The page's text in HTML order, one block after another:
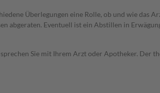
Überlegungen eine Rolle, ob und wie das
abgeraten. Eventuell ist ein Abstillen in
Sie mit Ihrem Arzt oder Apotheker. Der